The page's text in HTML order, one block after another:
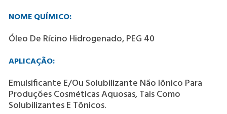
NOME QUÍMICO:
Óleo De Rícino Hidrogenado, PEG 40
APLICAÇÃO:
Emulsificante E/ou Solubilizante Não Iônico Para
Produções Cosméticas Aquosas, Tais Como
Solubilizantes E Tônicos.